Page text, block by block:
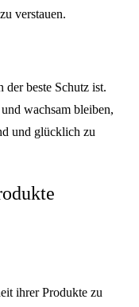
verstauen.
der beste Schutz ist.
wachsam bleiben,
und glücklich zu
ihrer Produkte zu